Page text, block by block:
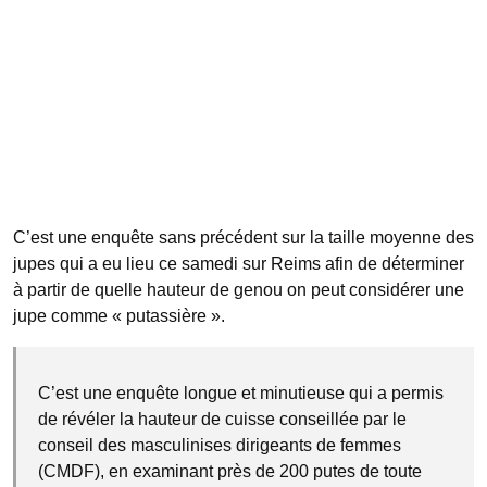
C’est une enquête sans précédent sur la taille moyenne des
jupes qui a eu lieu ce samedi sur Reims afin de déterminer
à partir de quelle hauteur de genou on peut considérer une
jupe comme « putassière ».
C’est une enquête longue et minutieuse qui a permis
de révéler la hauteur de cuisse conseillée par le
conseil des masculinises dirigeants de femmes
(CMDF), en examinant près de 200 putes de toute